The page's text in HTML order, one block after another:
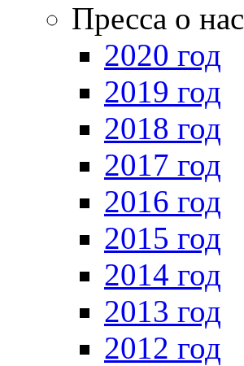
Пресса о нас
2020 год
2019 год
2018 год
2017 год
2016 год
2015 год
2014 год
2013 год
2012 год